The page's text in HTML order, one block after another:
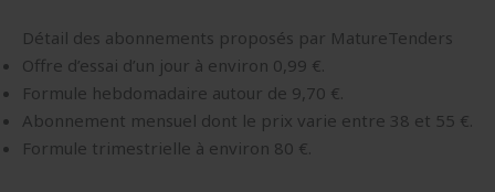
Détail des abonnements proposés par MatureTenders
Offre d’essai d’un jour à environ 0,99 €.
Formule hebdomadaire autour de 9,70 €.
Abonnement mensuel dont le prix varie entre 38 et 55 €.
Formule trimestrielle à environ 80 €.